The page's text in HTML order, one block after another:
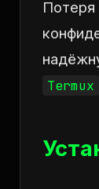
Потеря
Termux